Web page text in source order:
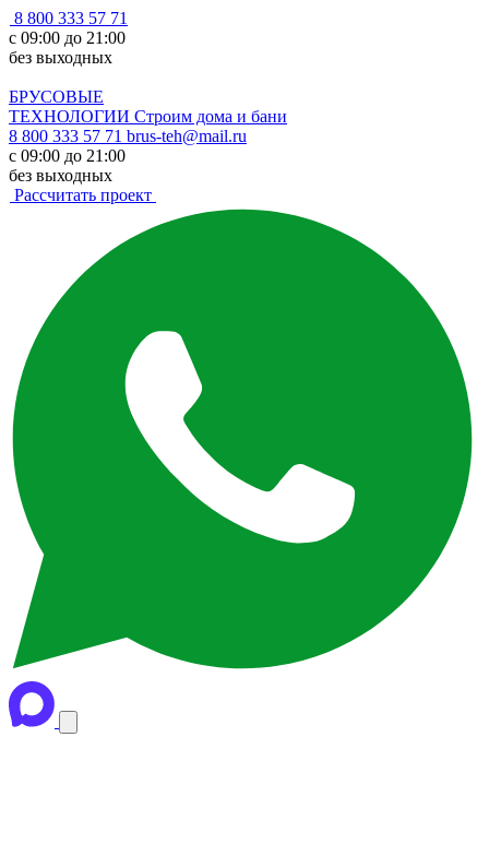
8 800 333 57 71
с 09:00 до 21:00
без выходных
БРУСОВЫЕ
ТЕХНОЛОГИИ Строим дома и бани
8 800 333 57 71 brus-teh@mail.ru
с 09:00 до 21:00
без выходных
Рассчитать проект